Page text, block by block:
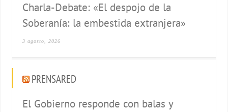
Charla-Debate: «El despojo de la
Soberanía: la embestida extranjera»
3 agosto, 2026
PRENSARED
El Gobierno responde con balas y